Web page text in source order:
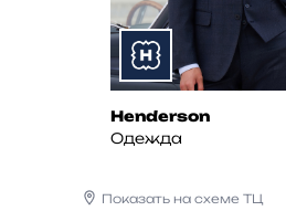
Henderson
Одежда
Показать на схеме ТЦ